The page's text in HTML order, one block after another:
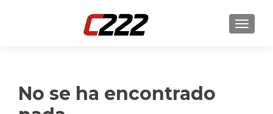
No se ha encontrado